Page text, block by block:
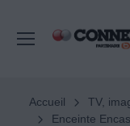
Accueil TV,
Enceinte